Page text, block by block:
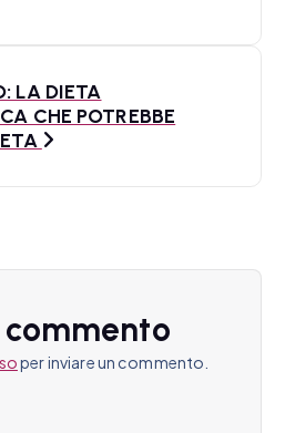
LA DIETA
CHE POTREBBE
commento
per inviare un commento.